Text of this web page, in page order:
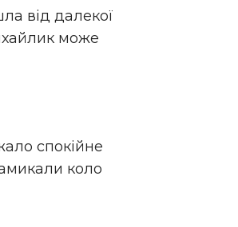
від далекої
може
спокійне
коло